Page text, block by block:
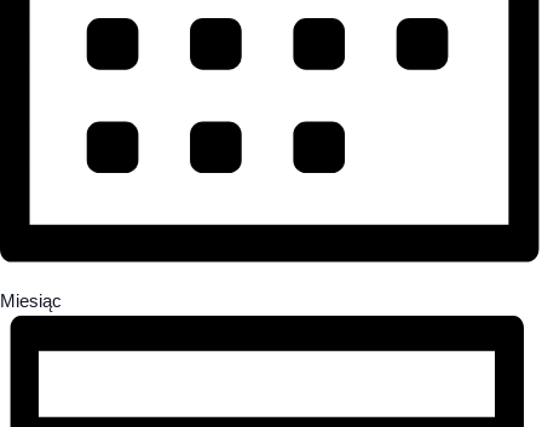
Miesiąc